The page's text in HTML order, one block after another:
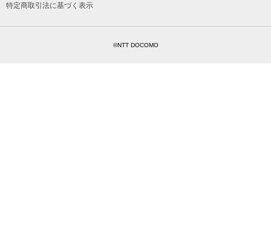
特定商取引法に基づく表示
©NTT DOCOMO